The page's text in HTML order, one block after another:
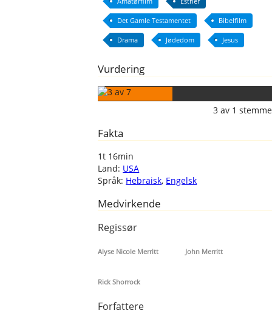
Det Gamle Testamentet Bibelfilm
Drama Jødedom Jesus
Vurdering
3av 1 stemme
Fakta
1t 16min
Land: USA
Språk: Hebraisk, Engelsk
Medvirkende
Regissør
Alyse Nicole Merritt John Merritt
Rick Shorrock
Forfattere